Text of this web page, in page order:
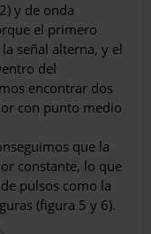
y de onda
el primero
señal alterna, y el
del
encontrar dos
con punto medio
que la
constante, lo que
pulsos como la
(figura 5 y 6).